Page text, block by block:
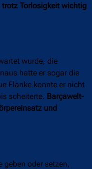
Torlosigkeit wichtig
wurde, die
hatte er sogar die
Flanke konnte er nicht
scheiterte. Barçawelt-
und
geben oder setzen,